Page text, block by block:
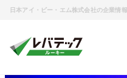
日本アイ・ビー・エム株式会社の企業情報